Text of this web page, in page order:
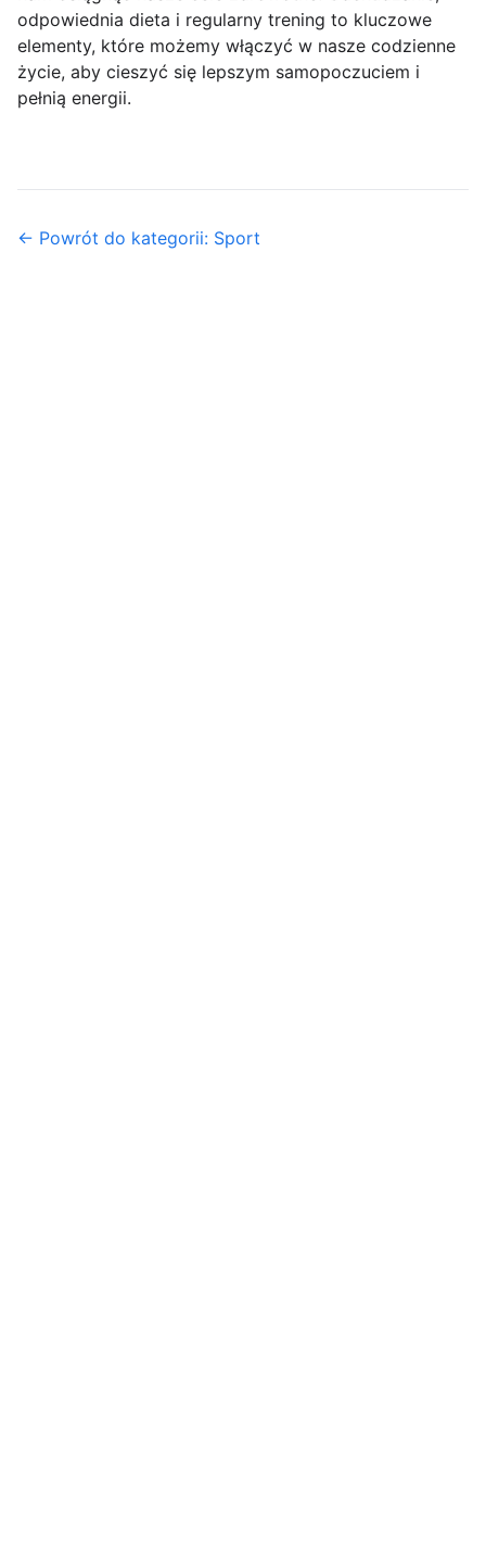
odpowiednia dieta i regularny trening to kluczowe
elementy, które możemy włączyć w nasze codzienne
życie, aby cieszyć się lepszym samopoczuciem i
pełnią energii.
← Powrót do kategorii: Sport